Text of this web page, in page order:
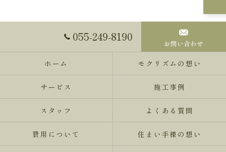
055-249-8190 お問い合わせ
ホーム モクリズムの想い
サービス 施工事例
スタッフ よくある質問
費用について 住まい手様の想い